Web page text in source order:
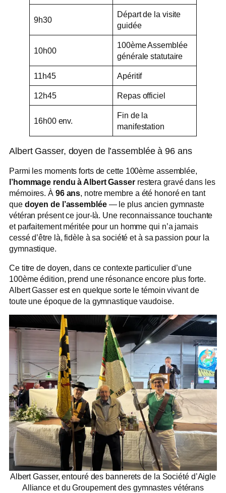
9h30
Départ de la visite
guidée
10h00
100ème Assemblée
générale statutaire
11h45 Apéritif
12h45 Repas officiel
16h00 env.
Fin de la
manifestation
Albert Gasser, doyen de l’assemblée à 96 ans
Parmi les moments forts de cette 100ème assemblée,
l’hommage rendu à Albert Gasserrestera gravé dans les
mémoires. À 96 ans, notre membre a été honoré en tant
que doyen de l’assemblée— le plus ancien gymnaste
vétéran présent ce jour-là. Une reconnaissance touchante
et parfaitement méritée pour un homme qui n’a jamais
cessé d’être là, fidèle à sa société et à sa passion pour la
gymnastique.
Ce titre de doyen, dans ce contexte particulier d’une
100ème édition, prend une résonance encore plus forte.
Albert Gasser est en quelque sorte le témoin vivant de
toute une époque de la gymnastique vaudoise.
Albert Gasser, entouré des bannerets de la Société d’Aigle
Alliance et du Groupement des gymnastes vétérans